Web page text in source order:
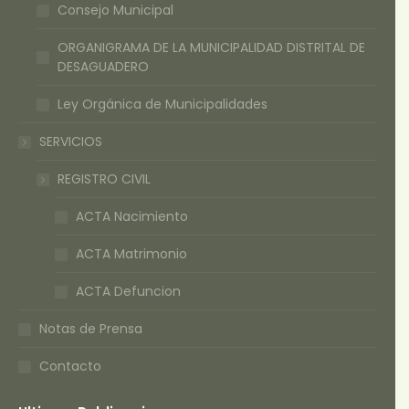
Consejo Municipal
ORGANIGRAMA DE LA MUNICIPALIDAD DISTRITAL DE
DESAGUADERO
Ley Orgánica de Municipalidades
SERVICIOS
REGISTRO CIVIL
ACTA Nacimiento
ACTA Matrimonio
ACTA Defuncion
Notas de Prensa
Contacto